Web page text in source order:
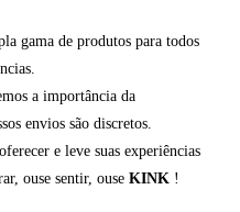
gama de produtos para todos
a importância da
envios são discretos.
e leve suas experiências
ouse sentir, ouseKINK !